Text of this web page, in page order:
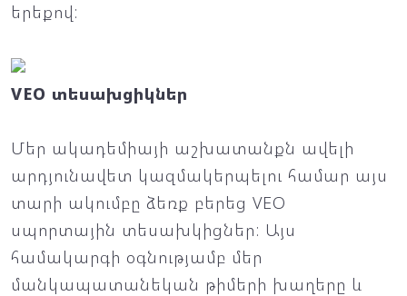
երեքով:
VEO տեսախցիկներ
Մեր ակադեմիայի աշխատանքն ավելի
արդյունավետ կազմակերպելու համար այս
տարի ակումբը ձեռք բերեց VEO
սպորտային տեսախկիցներ: Այս
համակարգի օգնությամբ մեր
մանկապատանեկան թիմերի խաղերը և